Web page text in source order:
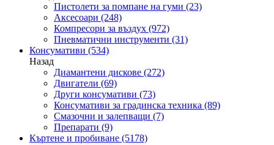
Пистолети за помпане на гуми (23)
Аксесоари (248)
Компресори за въздух (972)
Пневматични инструменти (31)
Консумативи (534)
Назад
Диамантени дискове (272)
Двигатели (69)
Други консумативи (73)
Консумативи за градинска техника (89)
Смазочни и залепващи (7)
Препарати (9)
Къртене и пробиване (5178)